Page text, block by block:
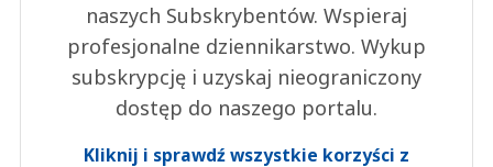
naszych Subskrybentów. Wspieraj
profesjonalne dziennikarstwo. Wykup
subskrypcję i uzyskaj nieograniczony
dostęp do naszego portalu.
Kliknij i sprawdź wszystkie korzyści z